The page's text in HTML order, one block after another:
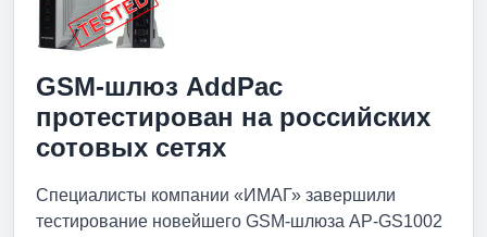
GSM-шлюз AddPac
протестирован на российских
сотовых сетях
Специалисты компании «ИМАГ» завершили
тестирование новейшего GSM-шлюза AP-GS1002